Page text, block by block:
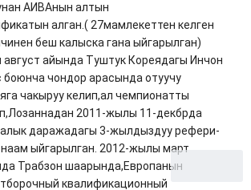
АИВАнын алтын
алган.( 27мамлекеттен келген
беш калыска гана ыйгарылган)
айында Туштук Кореядагы Инчон
чондор арасында отуучу
чакыруу келип,ал чемпионатты
2011-жылы 11-декбрда
даражадагы 3-жылдыздуу рефери-
ыйгарылган. 2012-жылы март
Трабзон шаарында,Европанын
квалификационный